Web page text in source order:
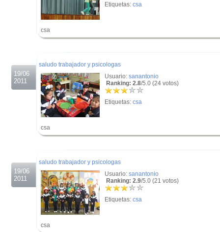
Etiquetas: csa
csa
19/06
2011
saludo trabajador y psicologas
Usuario: sanantonio
Ranking: 2.8/5.0 (24 votos)
Etiquetas: csa
csa
19/06
2011
saludo trabajador y psicologas
Usuario: sanantonio
Ranking: 2.9/5.0 (21 votos)
Etiquetas: csa
csa